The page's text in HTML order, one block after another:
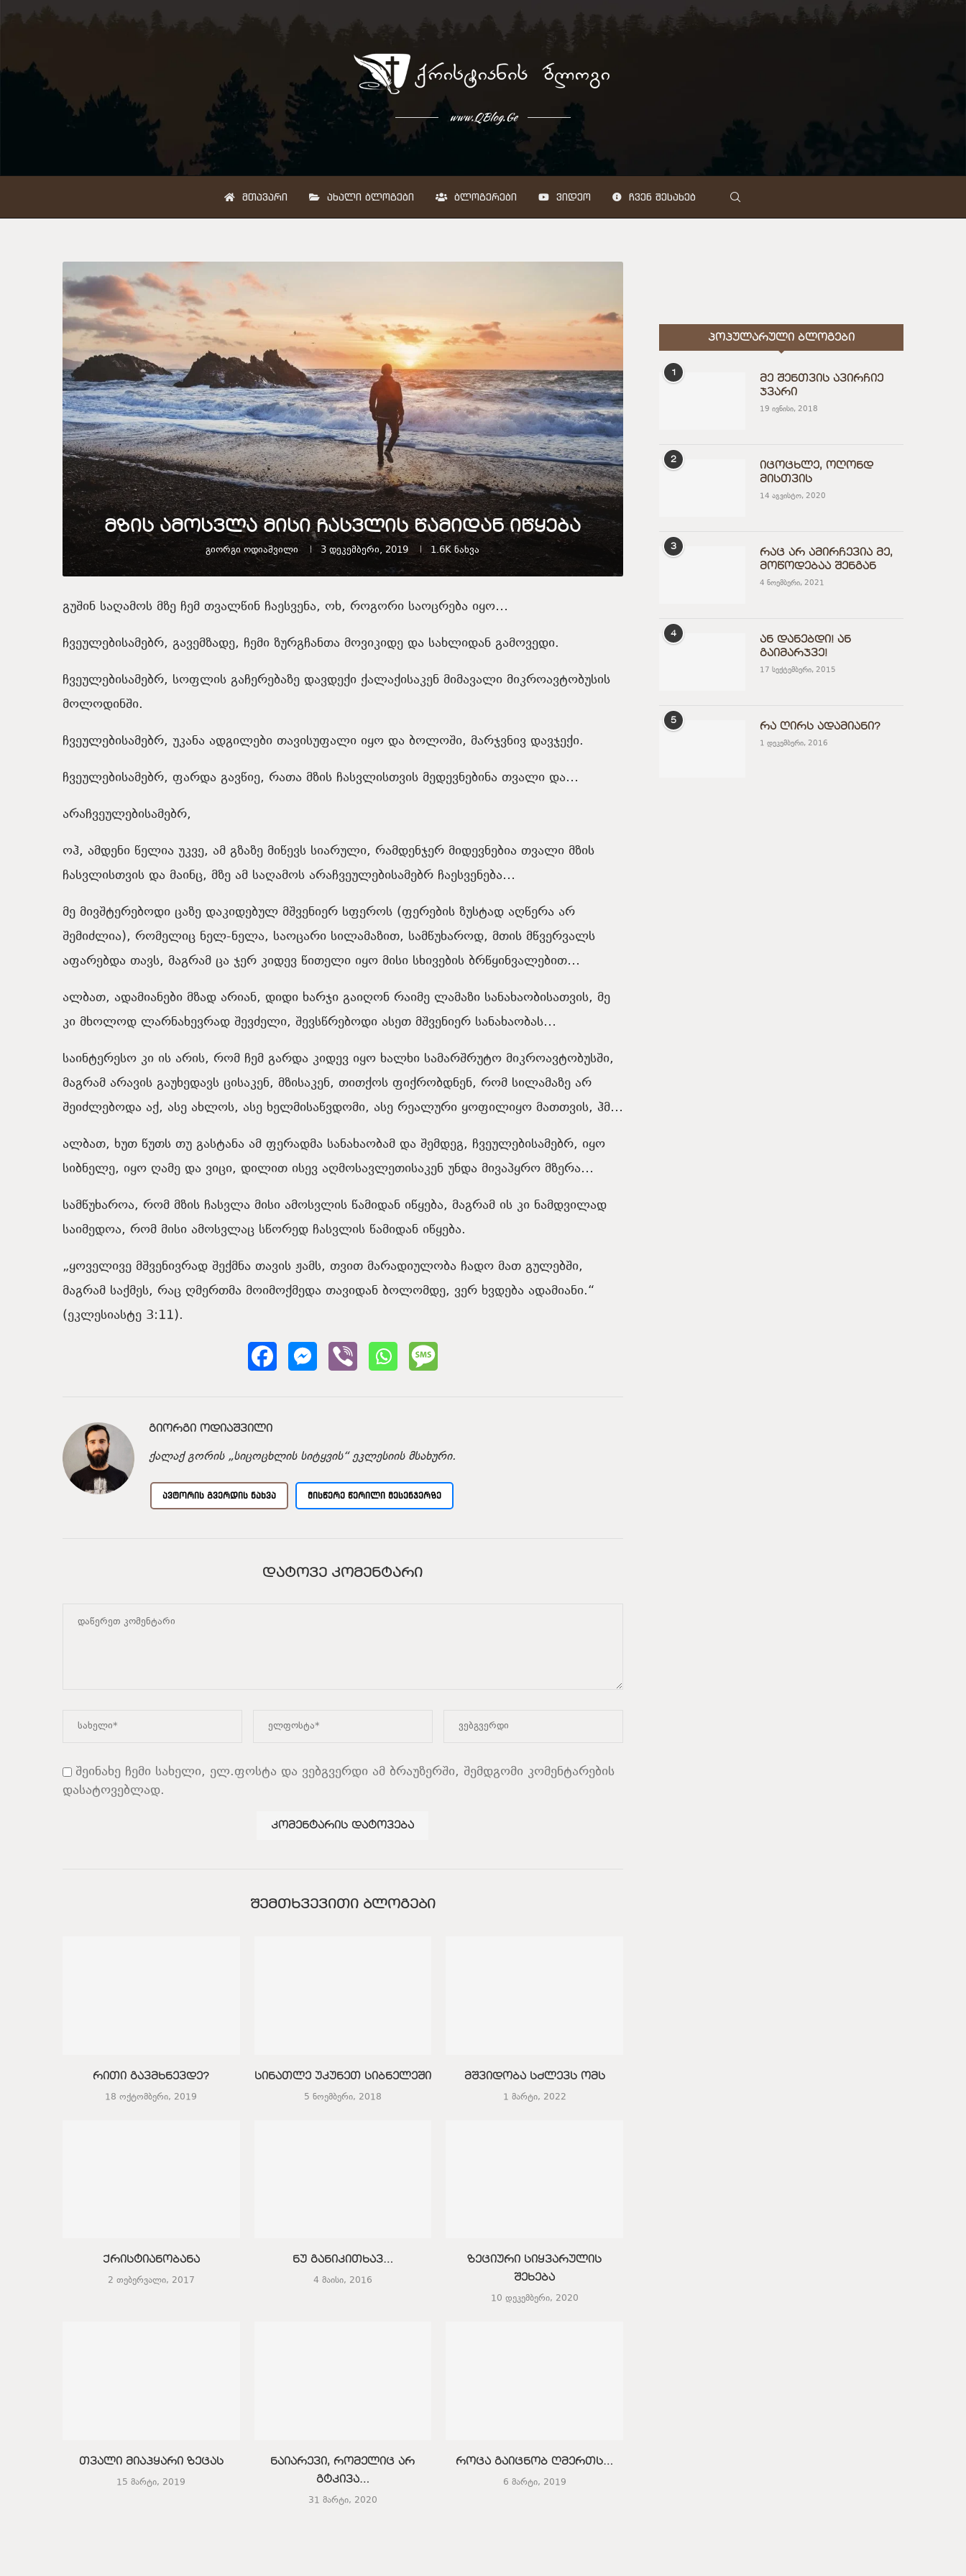
www.QBlog.Ge
ᲛᲗᲐᲕᲐᲠᲘ ᲐᲮᲐᲚᲘ ᲑᲚᲝᲒᲔᲑᲘ ᲑᲚᲝᲒᲔᲠᲔᲑᲘ ᲕᲘᲓᲔᲝ ᲩᲕᲔᲜ ᲨᲔᲡᲐᲮᲔᲑ
მზის ამოსვლა მისი ჩასვლის წამიდან იწყება
Გიორგი Ოდიაშვილი 3 დეკემბერი, 2019 1.6K ნახვა
გუშინ საღამოს მზე ჩემ თვალწინ ჩაესვენა, ოხ, როგორი საოცრება იყო…
ჩვეულებისამებრ, გავემზადე, ჩემი ზურგჩანთა მოვიკიდე და სახლიდან გამოვედი.
ჩვეულებისამებრ, სოფლის გაჩერებაზე დავდექი ქალაქისაკენ მიმავალი მიკროავტობუსის
მოლოდინში.
ჩვეულებისამებრ, უკანა ადგილები თავისუფალი იყო და ბოლოში, მარჯვნივ დავჯექი.
ჩვეულებისამებრ, ფარდა გავწიე, რათა მზის ჩასვლისთვის მედევნებინა თვალი და…
არაჩვეულებისამებრ,
ოჰ, ამდენი წელია უკვე, ამ გზაზე მიწევს სიარული, რამდენჯერ მიდევნებია თვალი მზის
ჩასვლისთვის და მაინც, მზე ამ საღამოს არაჩვეულებისამებრ ჩაესვენება…
მე მივშტერებოდი ცაზე დაკიდებულ მშვენიერ სფეროს (ფერების ზუსტად აღწერა არ
შემიძლია), რომელიც ნელ-ნელა, საოცარი სილამაზით, სამწუხაროდ, მთის მწვერვალს
აფარებდა თავს, მაგრამ ცა ჯერ კიდევ წითელი იყო მისი სხივების ბრწყინვალებით…
ალბათ, ადამიანები მზად არიან, დიდი ხარჯი გაიღონ რაიმე ლამაზი სანახაობისათვის, მე
კი მხოლოდ ლარნახევრად შევძელი, შევსწრებოდი ასეთ მშვენიერ სანახაობას…
საინტერესო კი ის არის, რომ ჩემ გარდა კიდევ იყო ხალხი სამარშრუტო მიკროავტობუსში,
მაგრამ არავის გაუხედავს ცისაკენ, მზისაკენ, თითქოს ფიქრობდნენ, რომ სილამაზე არ
შეიძლებოდა აქ, ასე ახლოს, ასე ხელმისაწვდომი, ასე რეალური ყოფილიყო მათთვის, ჰმ…
ალბათ, ხუთ წუთს თუ გასტანა ამ ფერადმა სანახაობამ და შემდეგ, ჩვეულებისამებრ, იყო
სიბნელე, იყო ღამე და ვიცი, დილით ისევ აღმოსავლეთისაკენ უნდა მივაპყრო მზერა…
სამწუხაროა, რომ მზის ჩასვლა მისი ამოსვლის წამიდან იწყება, მაგრამ ის კი ნამდვილად
საიმედოა, რომ მისი ამოსვლაც სწორედ ჩასვლის წამიდან იწყება.
„ყოველივე მშვენივრად შექმნა თავის ჟამს, თვით მარადიულობა ჩადო მათ გულებში,
მაგრამ საქმეს, რაც ღმერთმა მოიმოქმედა თავიდან ბოლომდე, ვერ ხვდება ადამიანი.“
(ეკლესიასტე 3:11).
ᲒᲘᲝᲠᲒᲘ ᲝᲓᲘᲐᲨᲕᲘᲚᲘ
ქალაქ გორის „სიცოცხლის სიტყვის“ ეკლესიის მსახური.
ᲐᲕᲢᲝᲠᲘᲡ ᲒᲕᲔᲠᲓᲘᲡ ᲜᲐᲮᲕᲐ ᲛᲘᲡᲬᲔᲠᲔ ᲬᲔᲠᲘᲚᲘ ᲛᲔᲡᲔᲜᲯᲔᲠᲖᲔ
ᲓᲐᲢᲝᲕᲔ ᲙᲝᲛᲔᲜᲢᲐᲠᲘ
შეინახე ჩემი სახელი, ელ.ფოსტა და ვებგვერდი ამ ბრაუზერში, შემდგომი კომენტარების
დასატოვებლად.
ᲨᲔᲛᲗᲮᲕᲔᲕᲘᲗᲘ ᲑᲚᲝᲒᲔᲑᲘ
რითი გავმხნევდე?
18 ოქტომბერი, 2019
სინათლე უკუნეთ სიბნელეში
5 ნოემბერი, 2018
მშვიდობა სძლევს ომს
1 მარტი, 2022
ქრისტიანობანა
2 თებერვალი, 2017
ნუ განიკითხავ…
4 მაისი, 2016
ზეციური სიყვარულის
შეხება
10 დეკემბერი, 2020
თვალი მიაპყარი ზეცას
15 მარტი, 2019
ნაიარევი, რომელიც არ
გტკივა…
31 მარტი, 2020
როცა გაიცნობ ღმერთს…
6 მარტი, 2019
ᲞᲝᲞᲣᲚᲐᲠᲣᲚᲘ ᲑᲚᲝᲒᲔᲑᲘ
1
მე შენთვის ავირჩიე
ჯვარი
19 ივნისი, 2018
2
იცოცხლე, ოღონდ
მისთვის
14 აგვისტო, 2020
3
რაც არ ამირჩევია მე,
მოწოდებაა შენგან
4 ნოემბერი, 2021
4
ან დანებდი! ან
გაიმარჯვე!
17 სექტემბერი, 2015
5
რა ღირს ადამიანი?
1 დეკემბერი, 2016